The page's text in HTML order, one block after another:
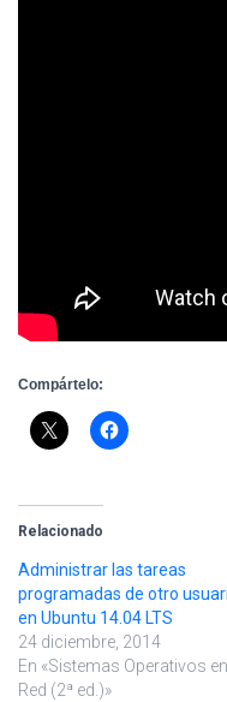
Compártelo:
Relacionado
Administrar las tareas
programadas de otro
en Ubuntu 14.04 LTS
24 diciembre, 2014
En «Sistemas Operativos en
Red (2ª ed.)»